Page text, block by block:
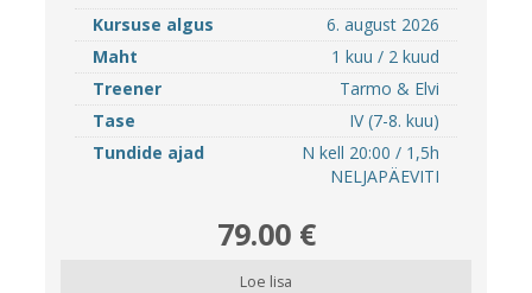
Kursuse algus
6. august 2026
Maht
1 kuu / 2 kuud
Treener
Tarmo & Elvi
Tase
IV (7-8. kuu)
Tundide ajad
N kell 20:00 / 1,5h
NELJAPÄEVITI
79.00 €
Loe lisa